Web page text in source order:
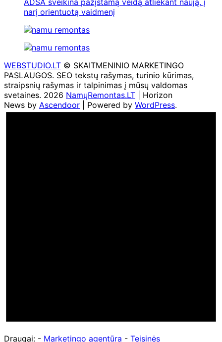
narį orientuotą vaidmenį
WEBSTUDIO.LT © SKAITMENINIO MARKETINGO
PASLAUGOS. SEO tekstų rašymas, turinio kūrimas,
straipsnių rašymas ir talpinimas į mūsų valdomas
svetaines. 2026 NamųRemontas.LT | Horizon
News by Ascendoor | Powered by WordPress.
Draugai: - Marketingo agentūra - Teisinės